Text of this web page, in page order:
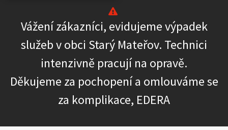
Vážení zákazníci, evidujeme výpadek
služeb v obci Starý Mateřov. Technici
intenzivně pracují na opravě.
Děkujeme za pochopení a omlouváme se
za komplikace, EDERA
Ověřit dostupnost
Internet
ČEZNET TV
Podpora